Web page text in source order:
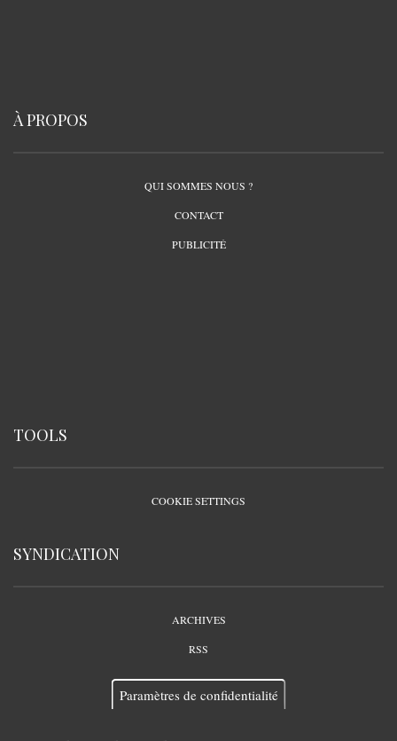
À PROPOS
QUI SOMMES NOUS ?
CONTACT
PUBLICITÉ
TOOLS
COOKIE SETTINGS
SYNDICATION
ARCHIVES
RSS
Paramètres de confidentialité